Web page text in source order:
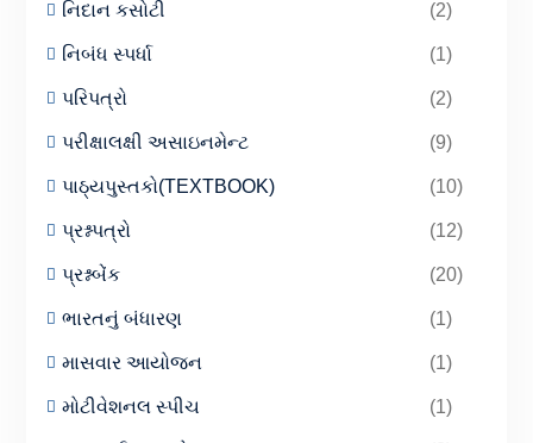
નિદાન કસોટી (2)
નિબંધ સ્પર્ધા (1)
પરિપત્રો (2)
પરીક્ષાલક્ષી અસાઇનમેન્ટ (9)
પાઠ્યપુસ્તકો(TEXTBOOK) (10)
પ્રશ્નપત્રો (12)
પ્રશ્નબેંક (20)
ભારતનું બંધારણ (1)
માસવાર આયોજન (1)
મોટીવેશનલ સ્પીચ (1)